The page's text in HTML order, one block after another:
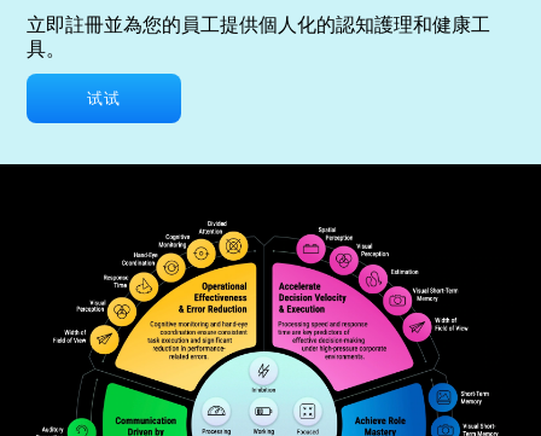
立即註冊並為您的員工提供個人化的認知護理和健康工
具。
试试